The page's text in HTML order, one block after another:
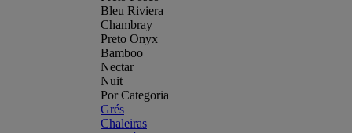
Bleu Riviera
Chambray
Preto Onyx
Bamboo
Nectar
Nuit
Por Categoria
Grés
Chaleiras